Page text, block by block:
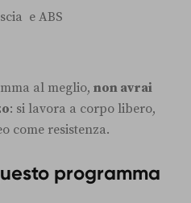
e ABS
al meglio, non avrai
: si lavora a corpo libero,
come resistenza.
programma